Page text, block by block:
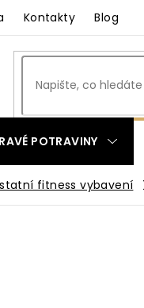
Kontakty Blog
POTRAVINY
fitness vybavení